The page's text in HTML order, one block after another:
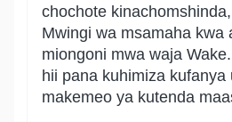
chochote
Mwingi wa msamaha kwa
miongoni mwa waja
hii pana kuhimiza kufanya
makemeo ya kutenda